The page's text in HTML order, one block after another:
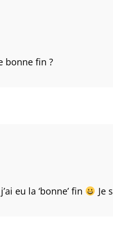
bonne fin ?
eu la ‘bonne’ fin Je